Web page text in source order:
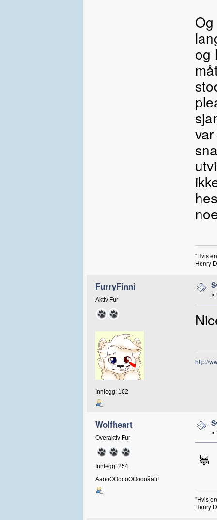
og
"Hvis
Henry
FurryFinni
Aktiv Fur
Innlegg: 102
«
http://
Wolfheart
Overaktiv Fur
Innlegg: 254
AaooOOoooOOoooååh!
«
"Hvis
Henry